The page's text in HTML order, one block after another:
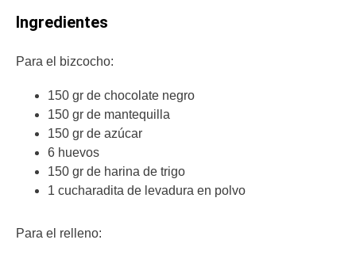
Ingredientes
Para el bizcocho:
150 gr de chocolate negro
150 gr de mantequilla
150 gr de azúcar
6 huevos
150 gr de harina de trigo
1 cucharadita de levadura en polvo
Para el relleno: